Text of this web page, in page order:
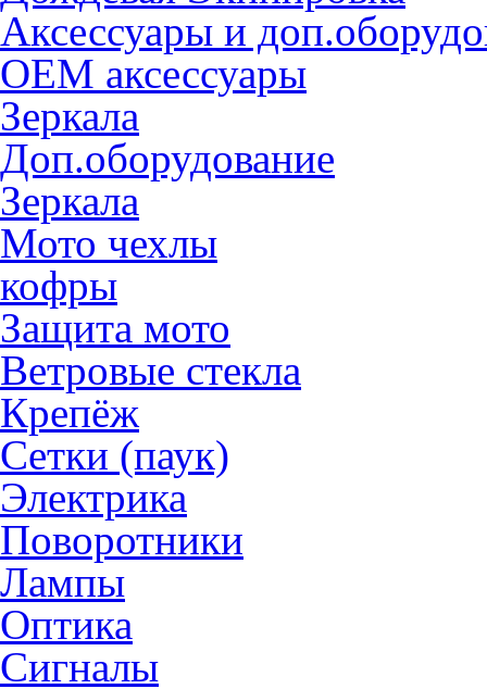
Аксессуары и
OEM аксессуары
Зеркала
Доп.оборудование
Зеркала
Мото чехлы
кофры
Защита мото
Ветровые стекла
Крепёж
Сетки (паук)
Электрика
Поворотники
Лампы
Оптика
Сигналы